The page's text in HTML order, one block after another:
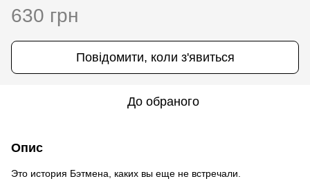
630 грн
Повідомити, коли з'явиться
До обраного
Опис
Это история Бэтмена, каких вы еще не встречали.